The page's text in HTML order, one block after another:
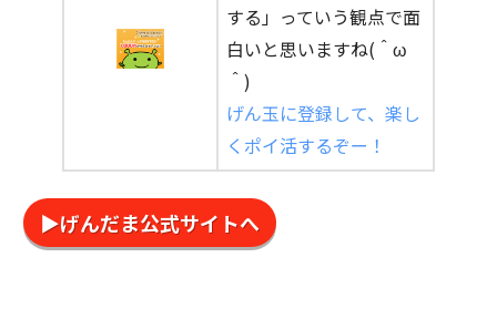
する」っていう観点で面
白いと思いますね(＾ω
＾)
げん玉に登録して、楽し
くポイ活するぞー！
▶げんだま公式サイトへ